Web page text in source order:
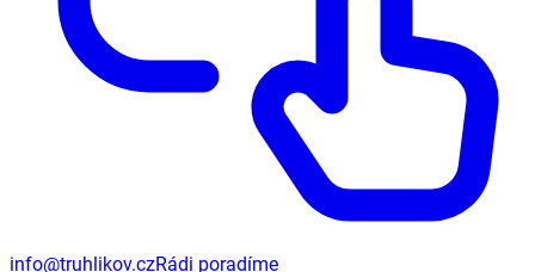
info@truhlikov.czRádi poradíme